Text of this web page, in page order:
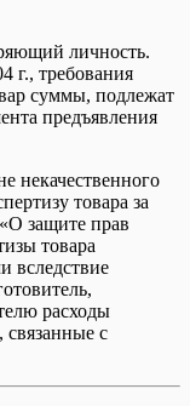
личность.
г., требования
суммы, подлежат
предъявления
некачественного
товара за
защите прав
товара
вследствие
расходы
связанные с